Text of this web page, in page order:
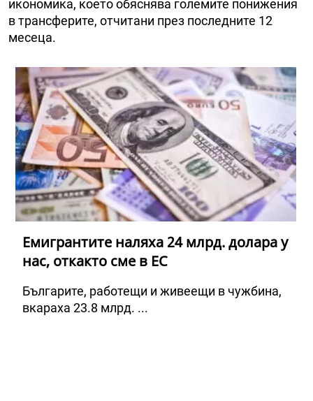
икономика, което обяснява големите понижения
в трансферите, отчитани през последните 12
месеца.
Емигрантите наляха 24 млрд. долара у
нас, откакто сме в ЕС
Българите, работещи и живеещи в чужбина,
вкараха 23.8 млрд. ...